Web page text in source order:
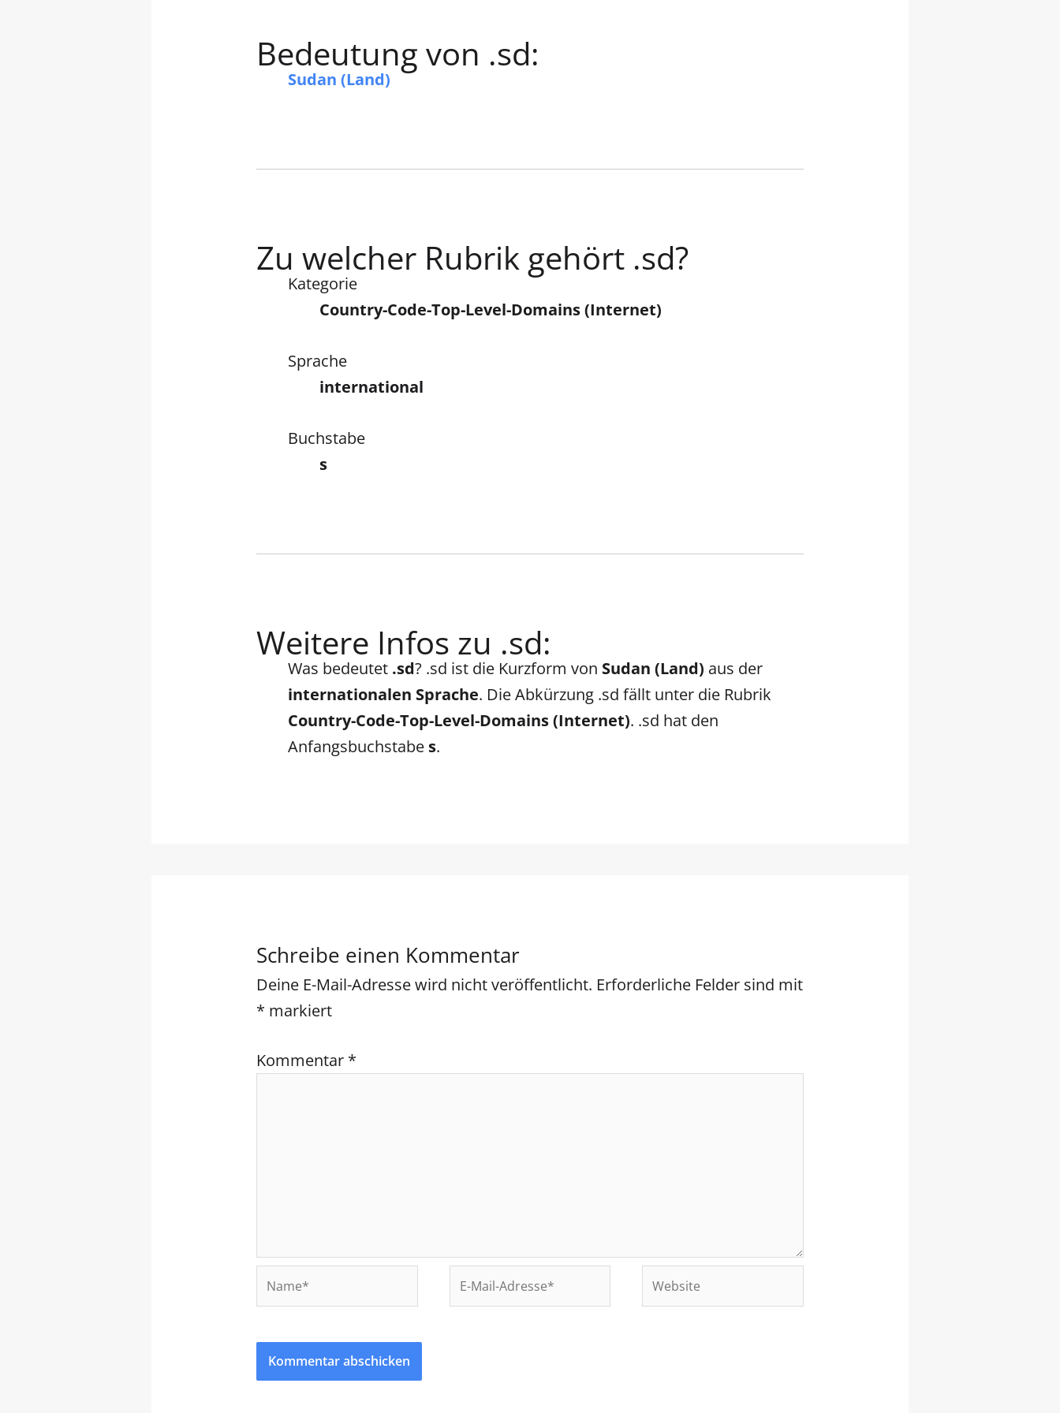
Bedeutung von .sd:
Sudan (Land)
Zu welcher Rubrik gehört .sd?
Kategorie
Country-Code-Top-Level-Domains (Internet)
Sprache
international
Buchstabe
s
Weitere Infos zu .sd:
Was bedeutet .sd? .sd ist die Kurzform von Sudan (Land) aus der
internationalen Sprache. Die Abkürzung .sd fällt unter die Rubrik
Country-Code-Top-Level-Domains (Internet). .sd hat den
Anfangsbuchstabe s.
Schreibe einen Kommentar
Deine E-Mail-Adresse wird nicht veröffentlicht. Erforderliche Felder sind mit
* markiert
Kommentar *
Name*
E-
Mail-
Website